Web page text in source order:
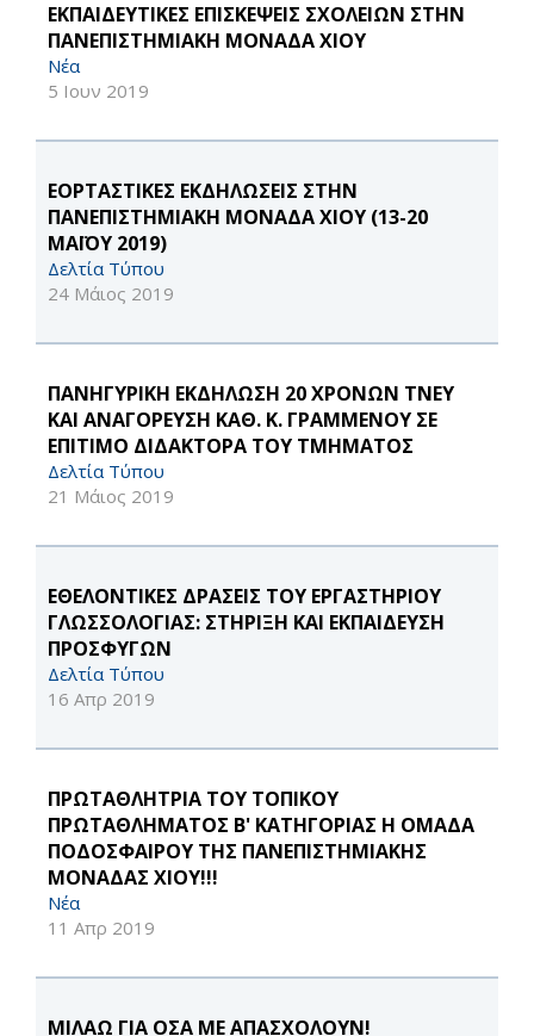
ΕΚΠΑΙΔΕΥΤΙΚΕΣ ΕΠΙΣΚΕΨΕΙΣ ΣΧΟΛΕΙΩΝ ΣΤΗΝ
ΠΑΝΕΠΙΣΤΗΜΙΑΚΗ ΜΟΝΑΔΑ ΧΙΟΥ
Νέα
5 Ιουν 2019
ΕΟΡΤΑΣΤΙΚΕΣ ΕΚΔΗΛΩΣΕΙΣ ΣΤΗΝ
ΠΑΝΕΠΙΣΤΗΜΙΑΚΗ ΜΟΝΑΔΑ ΧΙΟΥ (13-20
ΜΑΪΟΥ 2019)
Δελτία Τύπου
24 Μάιος 2019
ΠΑΝΗΓΥΡΙΚΗ ΕΚΔΗΛΩΣΗ 20 ΧΡΟΝΩΝ ΤΝΕΥ
ΚΑΙ ΑΝΑΓΟΡΕΥΣΗ ΚΑΘ. Κ. ΓΡΑΜΜΕΝΟΥ ΣΕ
ΕΠΙΤΙΜΟ ΔΙΔΑΚΤΟΡΑ ΤΟΥ ΤΜΗΜΑΤΟΣ
Δελτία Τύπου
21 Μάιος 2019
ΕΘΕΛΟΝΤΙΚΕΣ ΔΡΑΣΕΙΣ ΤΟΥ ΕΡΓΑΣΤΗΡΙΟΥ
ΓΛΩΣΣΟΛΟΓΙΑΣ: ΣΤΗΡΙΞΗ ΚΑΙ ΕΚΠΑΙΔΕΥΣΗ
ΠΡΟΣΦΥΓΩΝ
Δελτία Τύπου
16 Απρ 2019
ΠΡΩΤΑΘΛΗΤΡΙΑ ΤΟΥ ΤΟΠΙΚΟΥ
ΠΡΩΤΑΘΛΗΜΑΤΟΣ Β' ΚΑΤΗΓΟΡΙΑΣ Η ΟΜΑΔΑ
ΠΟΔΟΣΦΑΙΡΟΥ ΤΗΣ ΠΑΝΕΠΙΣΤΗΜΙΑΚΗΣ
ΜΟΝΑΔΑΣ ΧΙΟΥ!!!
Νέα
11 Απρ 2019
ΜΙΛΑΩ ΓΙΑ ΟΣΑ ΜΕ ΑΠΑΣΧΟΛΟΥΝ!